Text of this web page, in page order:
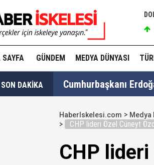
GÜNDEM MEDYA DÜNYASI
SON DAKİKA Cumhurbaşkanı
HaberIskelesi.com Medya
CHP lideri Özel Cüneyt
CHP